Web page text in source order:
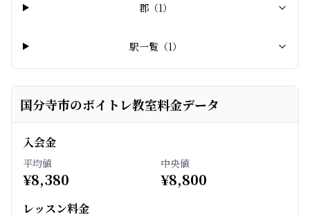
郡 （1）
駅一覧（1）
国分寺市のボイトレ教室料金データ
入会金
平均値
¥8,380
中央値
¥8,800
レッスン料金